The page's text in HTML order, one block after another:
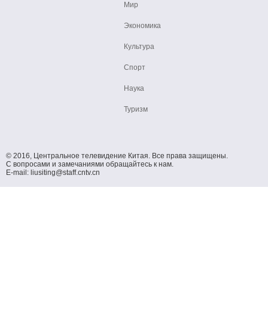
Мир
Экономика
Культура
Спорт
Наука
Туризм
© 2016, Центральное телевидение Китая. Все права защищены.
С вопросами и замечаниями обращайтесь к нам.
E-mail: liusiting@staff.cntv.cn